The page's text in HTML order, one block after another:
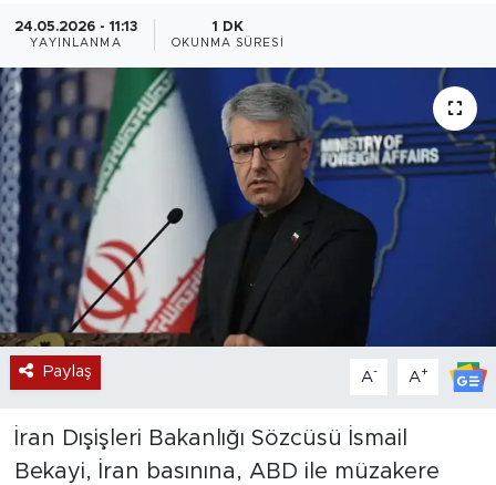
24.05.2026 - 11:13
YAYINLANMA
1 DK
OKUNMA SÜRESI
Paylaş A- A+
İran Dışişleri Bakanlığı Sözcüsü İsmail
Bekayi, İran basınına, ABD ile müzakere
Politika
Resmi İlanlar
Sağlık
Spor
Turizm